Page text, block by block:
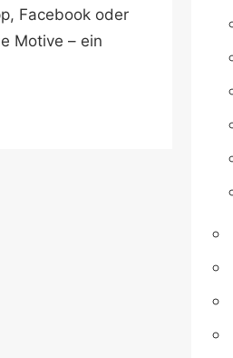
Facebook oder
Motive – ein